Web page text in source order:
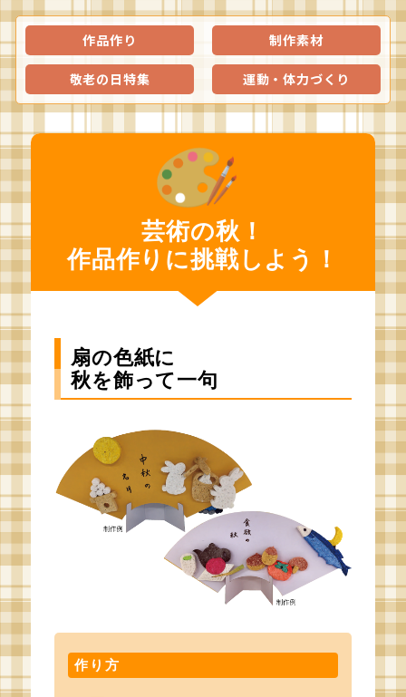
作品作り 制作素材
敬老の日特集 運動・体力づくり
芸術の秋！
作品作りに挑戦しよう！
扇の色紙に
秋を飾って一句
作り方